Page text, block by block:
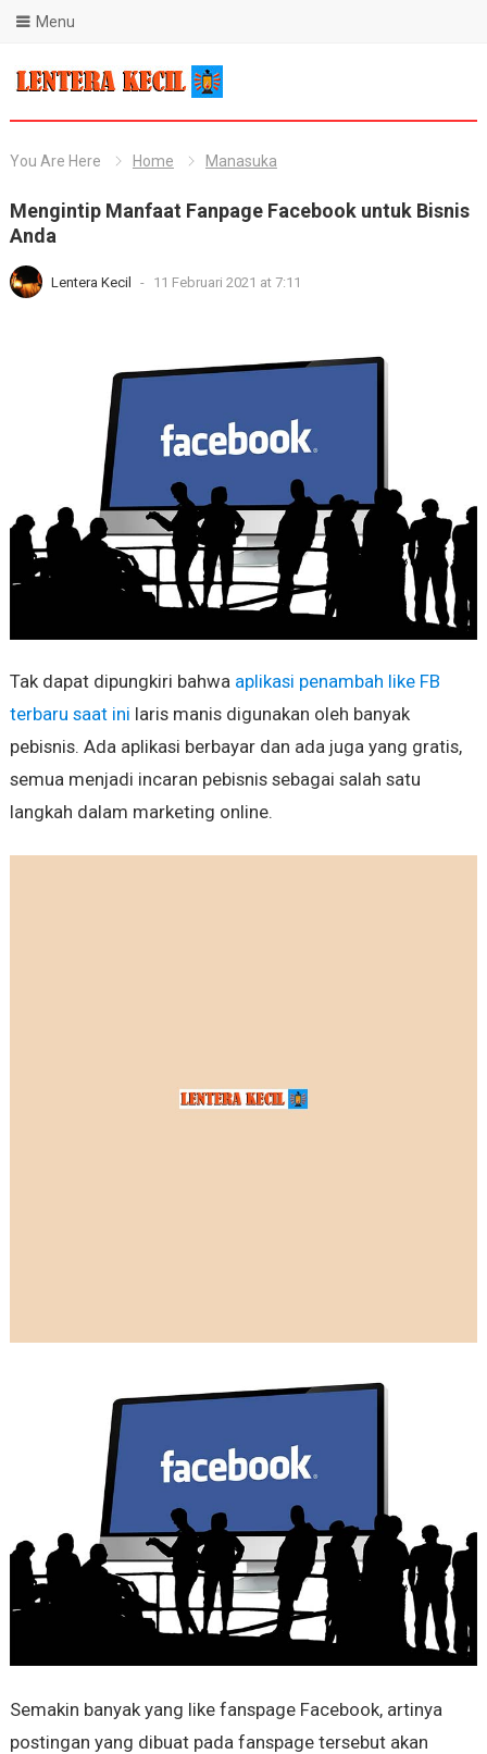
Blog Lentera Kecil
Menu
You Are Here Home Manasuka
Mengintip Manfaat Fanpage Facebook untuk Bisnis
Anda
Lentera Kecil - 11 Februari 2021 at 7:11
Tak dapat dipungkiri bahwa aplikasi penambah like FB
terbaru saat ini laris manis digunakan oleh banyak
pebisnis. Ada aplikasi berbayar dan ada juga yang gratis,
semua menjadi incaran pebisnis sebagai salah satu
langkah dalam marketing online.
Semakin banyak yang like fanspage Facebook, artinya
postingan yang dibuat pada fanspage tersebut akan